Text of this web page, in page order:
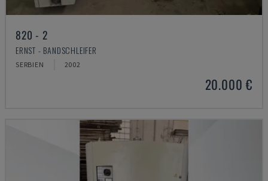
820 - 2
ERNST - BANDSCHLEIFER
SERBIEN 2002
20.000 €